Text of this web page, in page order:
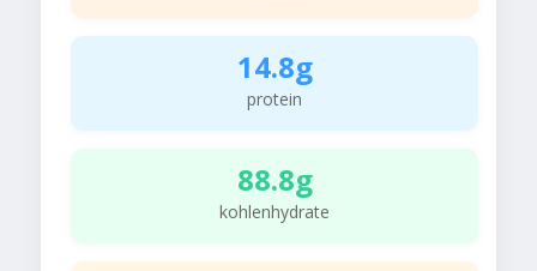
14.8g
protein
88.8g
kohlenhydrate